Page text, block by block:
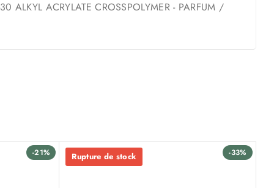
ALKYL ACRYLATE CROSSPOLYMER - PARFUM /
-21% -33%
Rupture de stock